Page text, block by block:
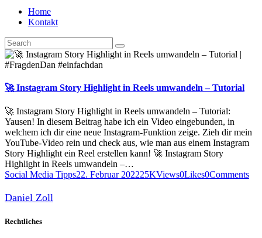
Home
Kontakt
🚀 Instagram Story Highlight in Reels umwandeln – Tutorial
🚀 Instagram Story Highlight in Reels umwandeln – Tutorial:
Yausen! In diesem Beitrag habe ich ein Video eingebunden, in
welchem ich dir eine neue Instagram-Funktion zeige. Zieh dir mein
YouTube-Video rein und check aus, wie man aus einem Instagram
Story Highlight ein Reel erstellen kann! 🚀 Instagram Story
Highlight in Reels umwandeln –…
Social Media Tipps22. Februar 202225KViews0Likes0Comments
Daniel Zoll
Rechtliches